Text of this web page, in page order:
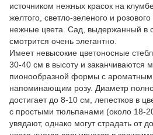
источником нежных красок на
желтого, светло-зеленого и
нежные цвета. Сад, выдержанный в
смотрится очень элегантно.
Имеет невысокие цветоносные
30-40 см в высоту и заканчиваются
пионообразной формы с ароматным
напоминающим розу. Диаметр
достигает до 8-10 см, лепестков в
с простыми тюльпанами (около 18-
увядают, однако могут страдать от